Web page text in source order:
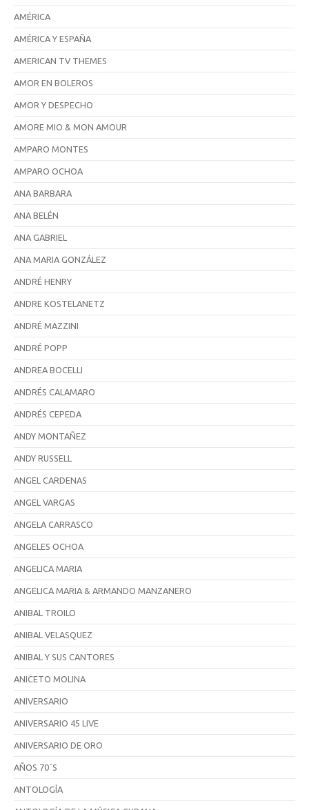
AMÉRICA
AMÉRICA Y ESPAÑA
AMERICAN TV THEMES
AMOR EN BOLEROS
AMOR Y DESPECHO
AMORE MIO & MON AMOUR
AMPARO MONTES
AMPARO OCHOA
ANA BARBARA
ANA BELÉN
ANA GABRIEL
ANA MARIA GONZÁLEZ
ANDRÉ HENRY
ANDRE KOSTELANETZ
ANDRÉ MAZZINI
ANDRÉ POPP
ANDREA BOCELLI
ANDRÉS CALAMARO
ANDRÉS CEPEDA
ANDY MONTAÑEZ
ANDY RUSSELL
ANGEL CARDENAS
ANGEL VARGAS
ANGELA CARRASCO
ANGELES OCHOA
ANGELICA MARIA
ANGELICA MARIA & ARMANDO MANZANERO
ANIBAL TROILO
ANIBAL VELASQUEZ
ANIBAL Y SUS CANTORES
ANICETO MOLINA
ANIVERSARIO
ANIVERSARIO 45 LIVE
ANIVERSARIO DE ORO
AÑOS 70´S
ANTOLOGÍA